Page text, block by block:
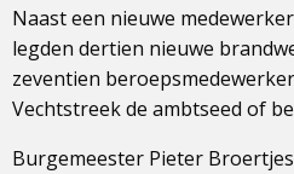
Naast een nieuwe
legden dertien nieuwe
zeventien
Vechtstreek de ambtseed of
Burgemeester Pieter